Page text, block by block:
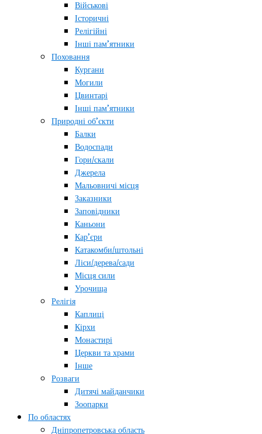
Військові
Історичні
Релігійні
Інші пам’ятники
Поховання
Кургани
Могили
Цвинтарі
Інші пам’ятники
Природні об’єкти
Балки
Водоспади
Гори/скали
Джерела
Мальовничі місця
Заказники
Заповідники
Каньони
Кар’єри
Катакомби/штольні
Ліси/дерева/сади
Місця сили
Урочища
Релігія
Каплиці
Кірхи
Монастирі
Церкви та храми
Інше
Розваги
Дитячі майданчики
Зоопарки
По областях
Дніпропетровська область